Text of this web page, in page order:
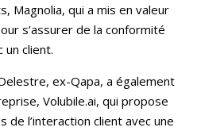
Magnolia, qui a mis en valeur
s’assurer de la conformité
un client.
ex-Qapa, a également
Volubile.ai, qui propose
l’interaction client avec une